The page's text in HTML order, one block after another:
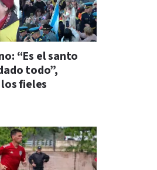
“Es el santo
todo”,
fieles